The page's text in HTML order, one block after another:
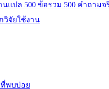
นแปล 500 ข้อรวม 500 คำถามจ
วิจัยใช้งาน
พบบ่อย